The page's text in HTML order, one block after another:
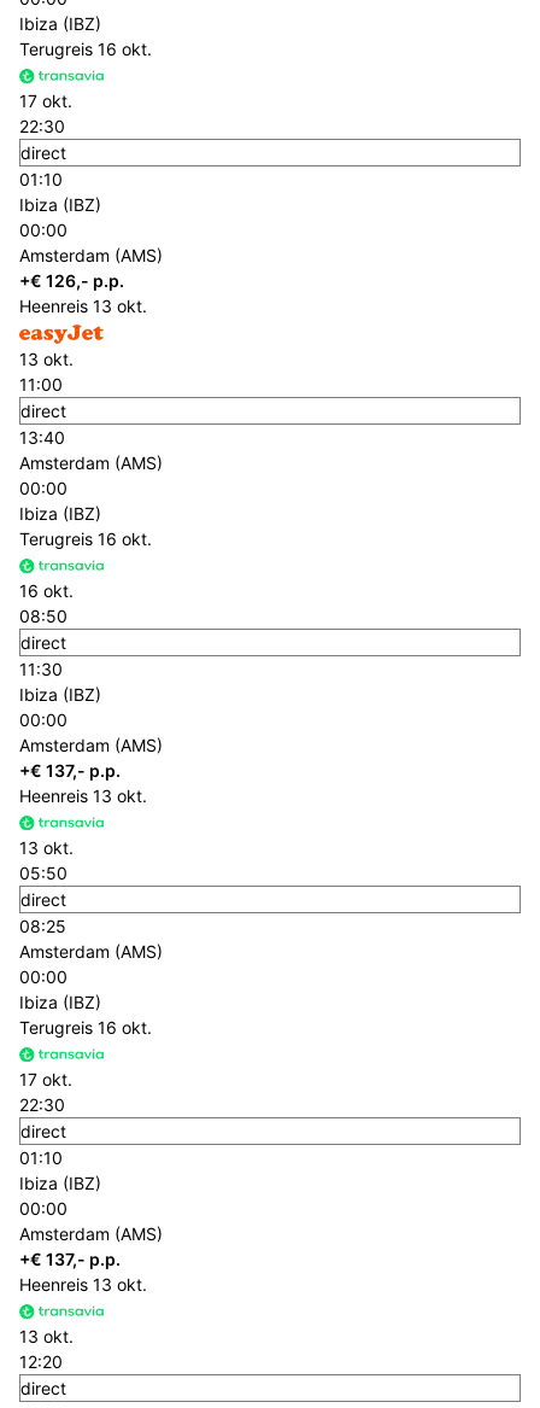
Ibiza (IBZ)
Terugreis 16 okt.
17 okt.
22:30
direct
01:10
Ibiza (IBZ)
00:00
Amsterdam (AMS)
+€ 126,- p.p.
Heenreis 13 okt.
13 okt.
11:00
direct
13:40
Amsterdam (AMS)
00:00
Ibiza (IBZ)
Terugreis 16 okt.
16 okt.
08:50
direct
11:30
Ibiza (IBZ)
00:00
Amsterdam (AMS)
+€ 137,- p.p.
Heenreis 13 okt.
13 okt.
05:50
direct
08:25
Amsterdam (AMS)
00:00
Ibiza (IBZ)
Terugreis 16 okt.
17 okt.
22:30
direct
01:10
Ibiza (IBZ)
00:00
Amsterdam (AMS)
+€ 137,- p.p.
Heenreis 13 okt.
13 okt.
12:20
direct